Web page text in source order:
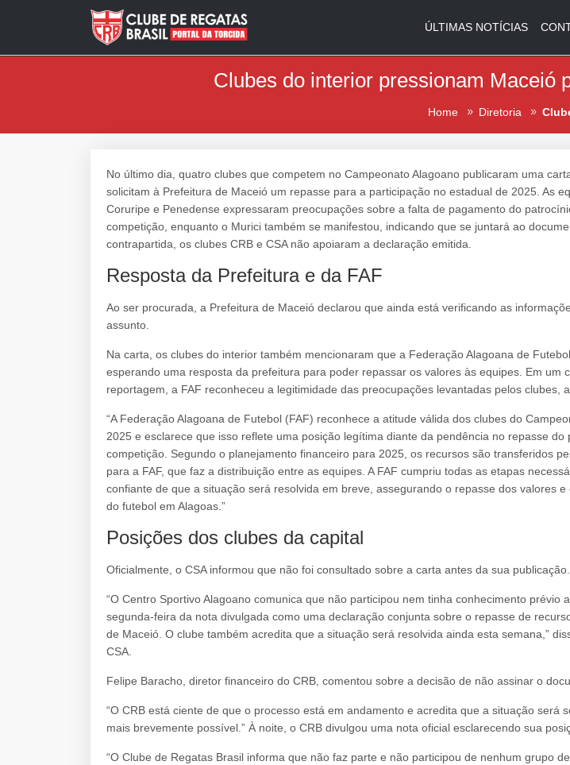
ÚLTIMAS NOTÍCIAS
Clubes do interior pressionam Maceió
Home Diretoria
No último dia, quatro clubes que competem no Campeonato Alagoano publicaram uma
solicitam à Prefeitura de Maceió um repasse para a participação no estadual de 2025. As
Coruripe e Penedense expressaram preocupações sobre a falta de pagamento do
competição, enquanto o Murici também se manifestou, indicando que se juntará ao
contrapartida, os clubes CRB e CSA não apoiaram a declaração emitida.
Resposta da Prefeitura e da FAF
Ao ser procurada, a Prefeitura de Maceió declarou que ainda está verificando as
assunto.
Na carta, os clubes do interior também mencionaram que a Federação Alagoana de
esperando uma resposta da prefeitura para poder repassar os valores às equipes. Em um
reportagem, a FAF reconheceu a legitimidade das preocupações levantadas pelos clubes,
“A Federação Alagoana de Futebol (FAF) reconhece a atitude válida dos clubes do
2025 e esclarece que isso reflete uma posição legítima diante da pendência no repasse do
competição. Segundo o planejamento financeiro para 2025, os recursos são transferidos
para a FAF, que faz a distribuição entre as equipes. A FAF cumpriu todas as etapas
confiante de que a situação será resolvida em breve, assegurando o repasse dos valores e
do futebol em Alagoas.”
Posições dos clubes da capital
Oficialmente, o CSA informou que não foi consultado sobre a carta antes da sua publicação.
“O Centro Sportivo Alagoano comunica que não participou nem tinha conhecimento prévio
segunda-feira da nota divulgada como uma declaração conjunta sobre o repasse de
de Maceió. O clube também acredita que a situação será resolvida ainda esta semana,”
CSA.
Felipe Baracho, diretor financeiro do CRB, comentou sobre a decisão de não assinar o
“O CRB está ciente de que o processo está em andamento e acredita que a situação será
mais brevemente possível.” À noite, o CRB divulgou uma nota oficial esclarecendo sua
“O Clube de Regatas Brasil informa que não faz parte e não participou de nenhum grupo